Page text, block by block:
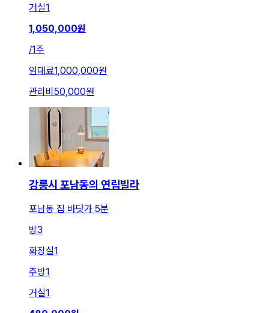
거실1
1,050,000원
/1주
임대료1,000,000원
관리비 50,000원
강릉시 포남동의 연립빌라
포남동 집 바닷가 5분
방3
화장실1
주방1
거실1